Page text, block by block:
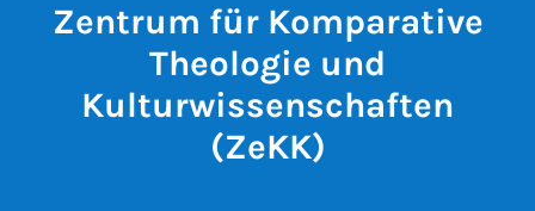
Zentrum für Komparative
Theologie und
Kulturwissenschaften
(ZeKK)